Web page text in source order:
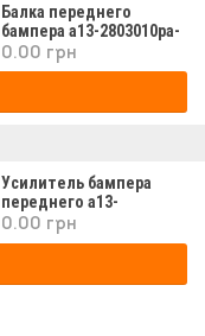
Балка переднего
бампера а13-2803010pа-
dy
0.00 грн
Усилитель бампера
переднего а13-
2803010pа-dy
0.00 грн